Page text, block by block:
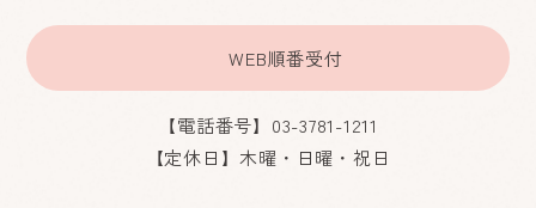
WEB順番受付
【電話番号】03-3781-1211
【定休日】木曜・日曜・祝日